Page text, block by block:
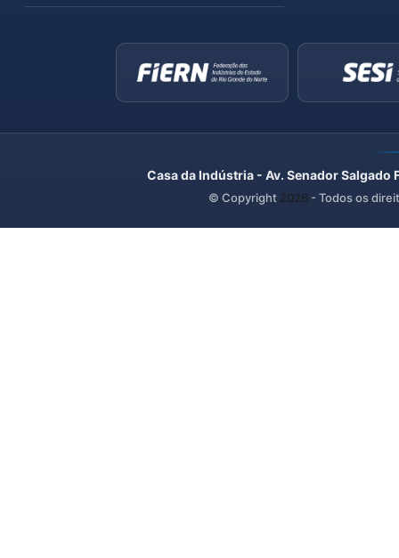
Casa da Indústria - Av. Senador
© Copyright 2026 - Todos os